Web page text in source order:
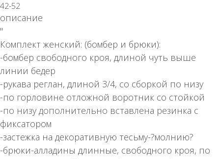
42-52
описание
"
Комплект женский: (бомбер и брюки):
-бомбер свободного кроя, длиной чуть выше
линии бедер
-рукава реглан, длиной 3/4, со сборкой по низу
-по горловине отложной воротник со стойкой
-по низу дополнительно вставлена резинка с
фиксатором
-застежка на декоративную тесьму-?молнию?
-брюки-алладины длинные, свободного кроя, по